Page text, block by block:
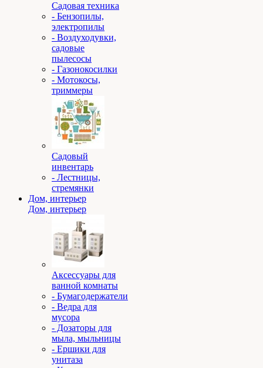
Садовая техника
- Бензопилы,
электропилы
- Воздуходувки,
садовые
пылесосы
- Газонокосилки
- Мотокосы,
триммеры
Садовый
инвентарь
- Лестницы,
стремянки
Дом, интерьер
Дом, интерьер
Аксессуары для
ванной комнаты
- Бумагодержатели
- Ведра для
мусора
- Дозаторы для
мыла, мыльницы
- Ершики для
унитаза